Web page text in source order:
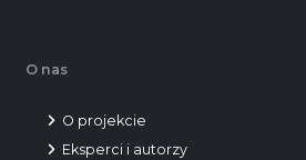
O nas
O projekcie
Eksperci i autorzy